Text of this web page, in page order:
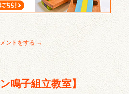
ントをする →
鳴子組立教室】